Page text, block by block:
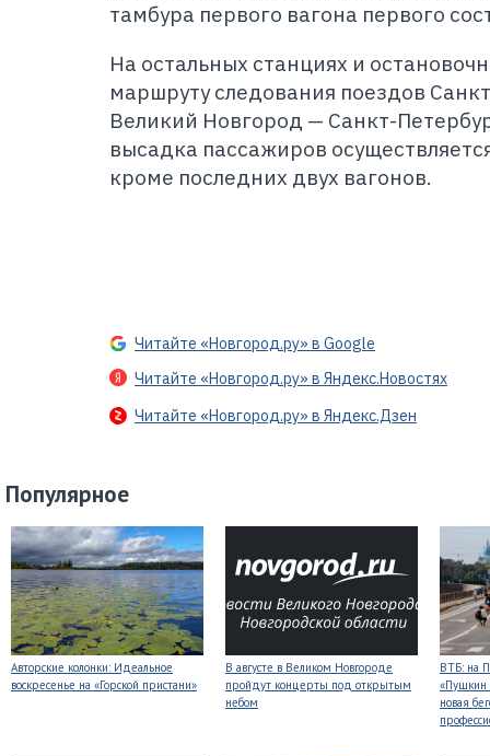
тамбура первого вагона первого
На остальных станциях и
маршруту следования поездов
Великий Новгород — Санкт-
высадка пассажиров
кроме последних двух вагонов.
Читайте «Новгород.ру» в Google
Читайте «Новгород.ру» в Яндекс.Новостях
Читайте «Новгород.ру» в Яндекс.Дзен
Популярное
Авторские колонки: Идеальное
воскресенье на «Горской пристани»
В августе в Великом Новгороде
пройдут концерты под открытым
небом
ВТБ: на
«Пушкин
новая